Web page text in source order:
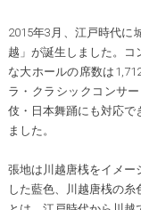
2015年3月、江戸時代に
越」が誕生しました。
な大ホールの席数は
ラ・クラシックコンサ
伎・日本舞踊にも対応で
ました。
張地は川越唐桟をイメー
した藍色、川越唐桟の